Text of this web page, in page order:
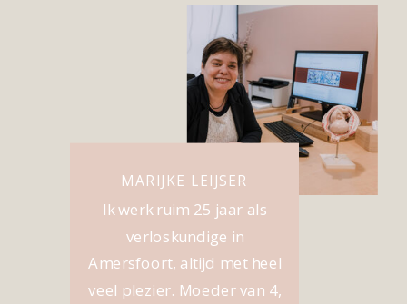
MARIJKE LEIJSER
Ik werk ruim 25 jaar als
verloskundige in
Amersfoort, altijd met heel
veel plezier. Moeder van 4,